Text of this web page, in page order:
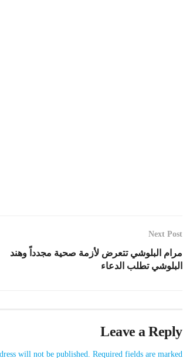
Next Post
مرام البلوشي تتعرض لأزمة صحية مجدداً وهند
البلوشي تطلب الدعاء
Leave a Reply
will not be published. Required fields are marked